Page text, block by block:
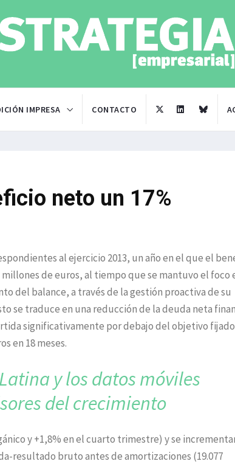
IMPRESA CONTACTO
neto un 17%
al ejercicio 2013, un año en el que el
de euros, al tiempo que se mantuvo el foco
del balance, a través de la gestión proactiva de su
se traduce en una reducción de la deuda neta
significativamente por debajo del objetivo
en 18 meses.
y los datos móviles
del crecimiento
y +1,8% en el cuarto trimestre) y se
resultado bruto antes de amortizaciones (19.077